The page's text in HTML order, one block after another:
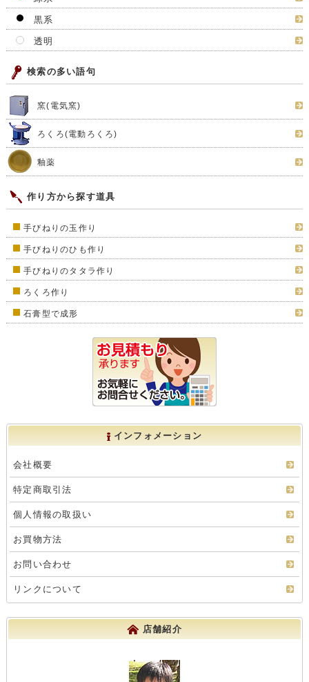
黒系
透明
検索の多い語句
窯(電気窯)
ろくろ(電動ろくろ)
釉薬
作り方から探す道具
手びねりの玉作り
手びねりのひも作り
手びねりのタタラ作り
ろくろ作り
石膏型で成形
インフォメーション
会社概要
特定商取引法
個人情報の取扱い
お買物方法
お問い合わせ
リンクについて
店舗紹介